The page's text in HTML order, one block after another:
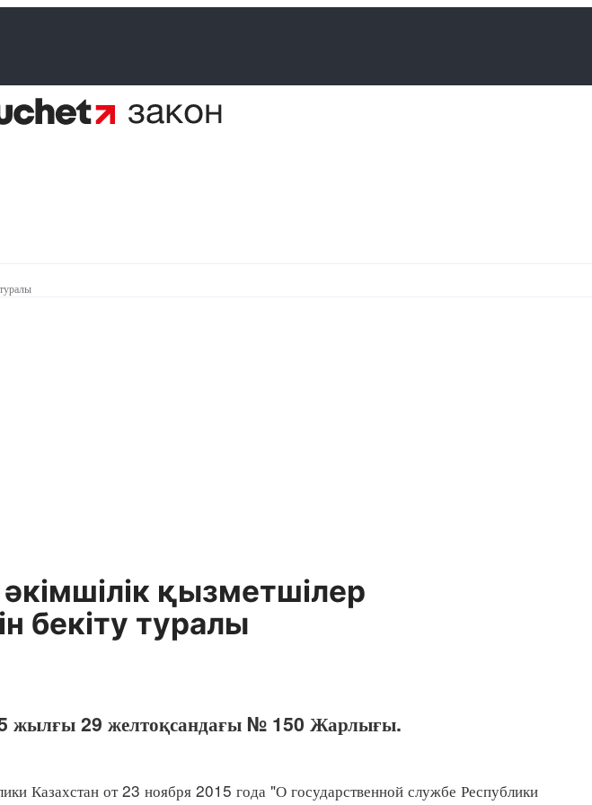
қызметшілер
бекіту туралы
жылғы 29 желтоқсандағы № 150 Жарлығы.
Казахстан от 23 ноября 2015 года "О государственной службе Республики